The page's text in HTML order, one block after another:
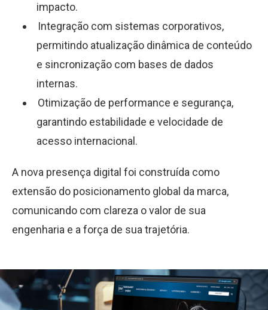
impacto.
Integração com sistemas corporativos,
permitindo atualização dinâmica de conteúdo
e sincronização com bases de dados
internas.
Otimização de performance e segurança,
garantindo estabilidade e velocidade de
acesso internacional.
A nova presença digital foi construída como
extensão do posicionamento global da marca,
comunicando com clareza o valor de sua
engenharia e a força de sua trajetória.